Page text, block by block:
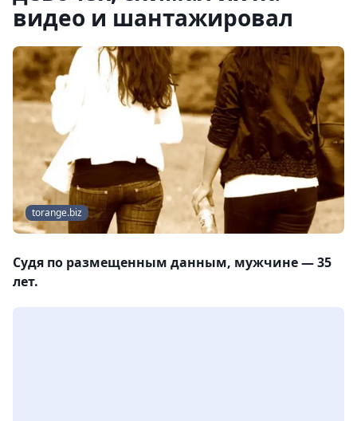
видео и шантажировал
torange.biz
Судя по размещенным данным, мужчине — 35
лет.